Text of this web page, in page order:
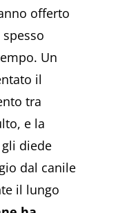
offerto
Un
il
tra
e la
diede
dal canile
il lungo